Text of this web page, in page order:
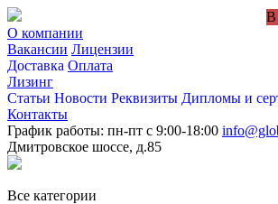
О компании
Вакансии Лицензии
Доставка Оплата
Лизинг
Статьи Новости Реквизиты Дипломы и
Контакты
График работы: пн-пт с 9:00-18:00
Дмитровское шоссе, д.85
Все категории
В